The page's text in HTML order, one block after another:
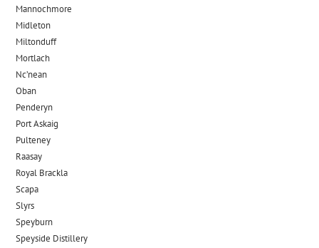
Mannochmore
Midleton
Miltonduff
Mortlach
Nc’nean
Oban
Penderyn
Port Askaig
Pulteney
Raasay
Royal Brackla
Scapa
Slyrs
Speyburn
Speyside Distillery